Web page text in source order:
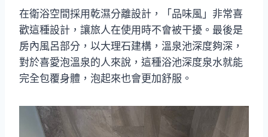
在衛浴空間採用乾濕分離設計，「品味風」非常喜
歡這種設計，讓旅人在使用時不會被干擾。最後是
房內風呂部分，以大理石建構，溫泉池深度夠深，
對於喜愛泡溫泉的人來說，這種浴池深度泉水就能
完全包覆身體，泡起來也會更加舒服。